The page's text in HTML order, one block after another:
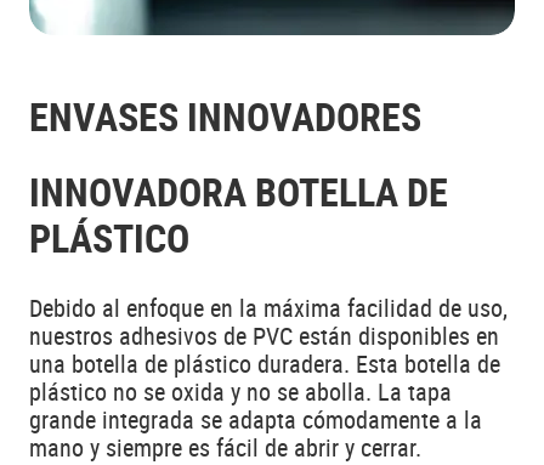
ENVASES INNOVADORES
INNOVADORA BOTELLA DE
PLÁSTICO
Debido al enfoque en la máxima facilidad de uso,
nuestros adhesivos de PVC están disponibles en
una botella de plástico duradera. Esta botella de
plástico no se oxida y no se abolla. La tapa
grande integrada se adapta cómodamente a la
mano y siempre es fácil de abrir y cerrar.